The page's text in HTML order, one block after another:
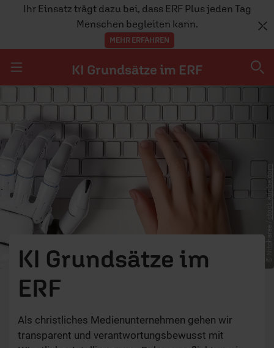
Ihr Einsatz trägt dazu bei, dass ERF Plus jeden Tag
Menschen begleiten kann.
MEHR ERFAHREN
Navigation überspringen
KI Grundsätze im ERF
KI Grundsätze im ERF
© Nitcharee /
stock.adobe.com
KI Grundsätze im
ERF
Als christliches Medienunternehmen gehen wir
transparent und verantwortungsbewusst mit